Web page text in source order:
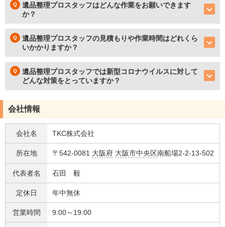
遺品整理プロスタッフはどんな作業をお願いできます
か？
遺品整理プロスタッフの見積もりや作業時間はどれくら
いかかりますか？
遺品整理プロスタッフでは新型コロナウイルスに対して
どんな対策をとっていますか？
会社情報
会社名 TKC株式会社
所在地 〒542-0081 大阪府 大阪市中央区南船場2-2-13-502
代表者名 石田 毅
定休日 年中無休
営業時間 9:00～19:00